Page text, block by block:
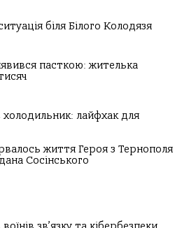
біля Білого Колодязя
пасткою: жителька
лайфхак для
життя Героя з Тернополя
Сосінського